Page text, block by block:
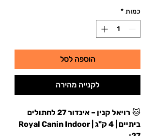
כמות *
הוספה לסל
לקנייה מהירה
🐱
רויאל קנין – אינדור 27 לחתולים
ביתיים | 4 ק"ג | Royal Canin Indoor